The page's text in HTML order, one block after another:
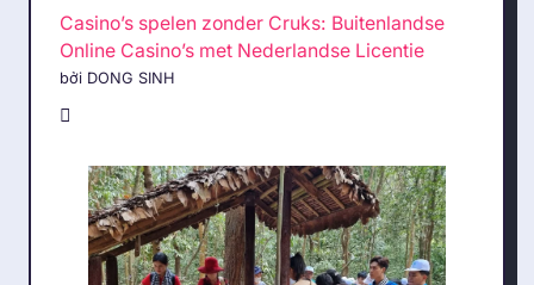
Casino’s spelen zonder Cruks: Buitenlandse
Online Casino’s met Nederlandse Licentie
bởi DONG SINH